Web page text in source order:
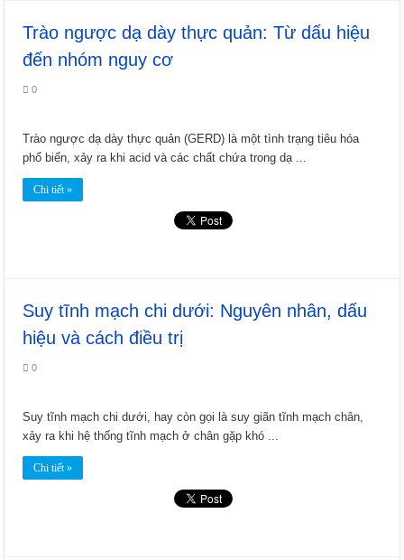
Trào ngược dạ dày thực quản: Từ dấu hiệu
đến nhóm nguy cơ
0
Trào ngược dạ dày thực quản (GERD) là một tình trạng tiêu hóa
phổ biến, xảy ra khi acid và các chất chứa trong dạ ...
Chi tiết »
Suy tĩnh mạch chi dưới: Nguyên nhân, dấu
hiệu và cách điều trị
0
Suy tĩnh mạch chi dưới, hay còn gọi là suy giãn tĩnh mạch chân,
xảy ra khi hệ thống tĩnh mạch ở chân gặp khó ...
Chi tiết »